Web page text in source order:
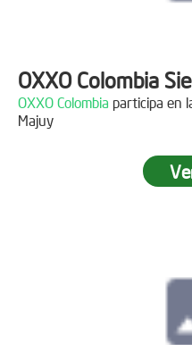
OXXO Colombia
OXXO Colombia participa en
Majuy